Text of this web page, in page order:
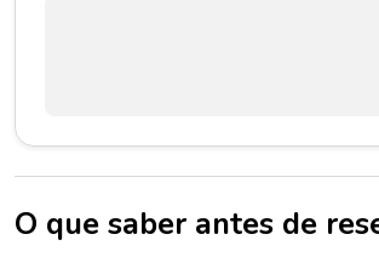
O que saber antes de